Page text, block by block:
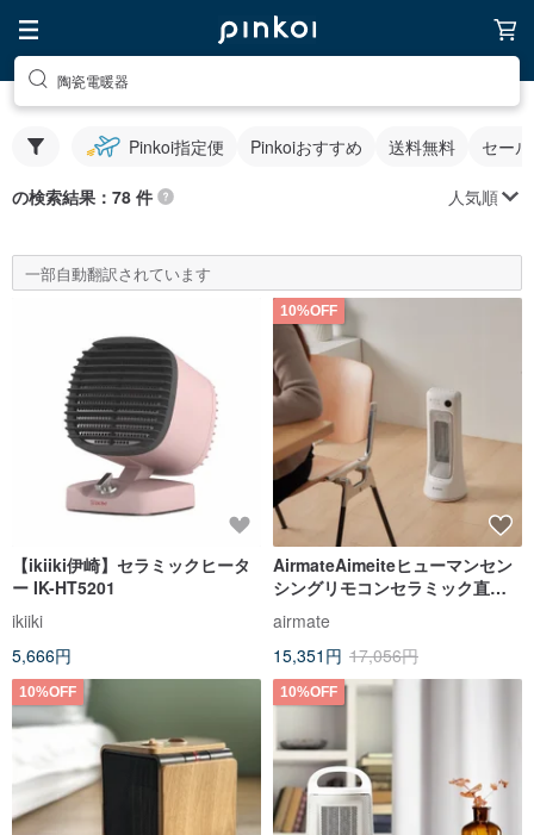
陶瓷電暖器
Pinkoi指定便 Pinkoiおすすめ 送料無料 セー
の検索結果：78 件 人気順
一部自動翻訳されています
【ikiiki伊崎】セラミックヒータ
ー IK-HT5201
ikiiki
5,666円
10%OFF
AirmateAimeiteヒューマンセン
シングリモコンセラミック直立
電気ヒーターHP12109R
airmate
15,351円 17,056円
10%OFF 10%OFF